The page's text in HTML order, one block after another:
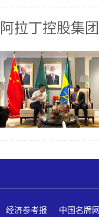
阿拉丁控股集
经济参考报 中国名牌网